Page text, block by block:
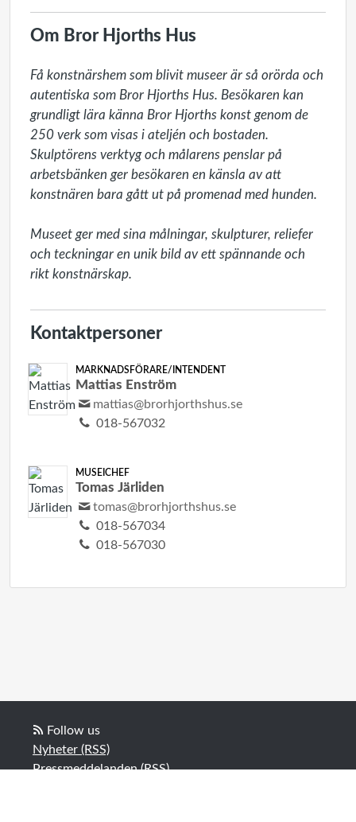
Om Bror Hjorths Hus
Få konstnärshem som blivit museer är så orörda och
autentiska som Bror Hjorths Hus. Besökaren kan
grundligt lära känna Bror Hjorths konst genom de
250 verk som visas i ateljén och bostaden.
Skulptörens verktyg och målarens penslar på
arbetsbänken ger besökaren en känsla av att
konstnären bara gått ut på promenad med hunden.
Museet ger med sina målningar, skulpturer, reliefer
och teckningar en unik bild av ett spännande och
rikt konstnärskap.
Kontaktpersoner
MARKNADSFÖRARE/INTENDENT
Mattias Enström
mattias@brorhjorthshus.se
018-567032
MUSEICHEF
Tomas Järliden
tomas@brorhjorthshus.se
018-567034
018-567030
Follow us
Nyheter (RSS)
Pressmeddelanden (RSS)